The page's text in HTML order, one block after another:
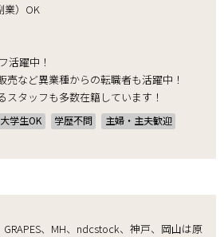
業）OK
活躍中！
売など異業種からの転職者も活躍中！
スタッフも多数在籍しています！
大学生OK 学歴不問
主婦・主夫歓迎
、MH、ndcstock、神戸、岡山は原